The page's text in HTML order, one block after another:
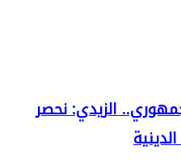
الزيدي: نحصر